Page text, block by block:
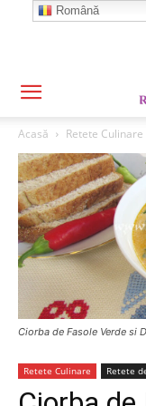
Acasă Retete Culinare
Ciorba de Fasole Verde si
Retete Culinare Retete
Română